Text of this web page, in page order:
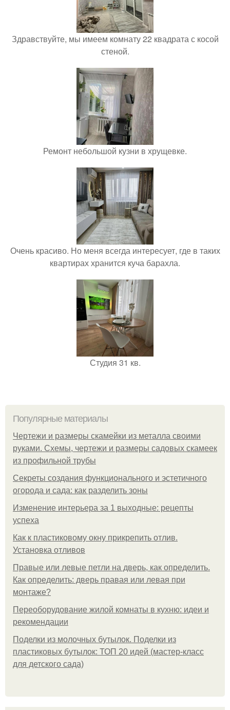
Здравствуйте, мы имеем комнату 22 квадрата с косой
стеной.
Ремонт небольшой кузни в хрущевке.
Очень красиво. Но меня всегда интересует, где в таких
квартирах хранится куча барахла.
Студия 31 кв.
Популярные материалы
Чертежи и размеры скамейки из металла своими
руками. Схемы, чертежи и размеры садовых скамеек
из профильной трубы
Секреты создания функционального и эстетичного
огорода и сада: как разделить зоны
Изменение интерьера за 1 выходные: рецепты
успеха
Как к пластиковому окну прикрепить отлив.
Установка отливов
Правые или левые петли на дверь, как определить.
Как определить: дверь правая или левая при
монтаже?
Переоборудование жилой комнаты в кухню: идеи и
рекомендации
Поделки из молочных бутылок. Поделки из
пластиковых бутылок: ТОП 20 идей (мастер-класс
для детского сада)